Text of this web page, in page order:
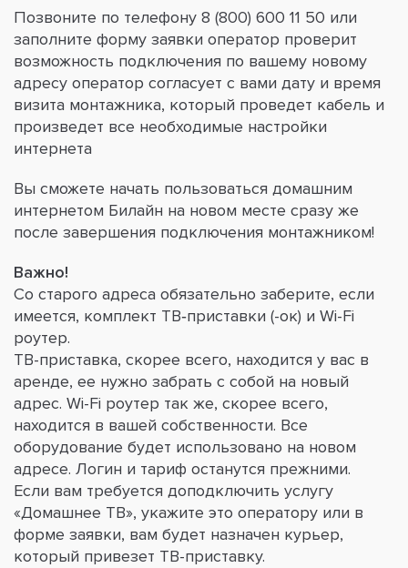
Позвоните по телефону 8 (800) 600 11 50 или
заполните форму заявки оператор проверит
возможность подключения по вашему новому
адресу оператор согласует с вами дату и время
визита монтажника, который проведет кабель и
произведет все необходимые настройки
интернета
Вы сможете начать пользоваться домашним
интернетом Билайн на новом месте сразу же
после завершения подключения монтажником!
Важно!
Со старого адреса обязательно заберите, если
имеется, комплект ТВ‑приставки (-ок) и Wi-Fi
роутер.
ТВ-приставка, скорее всего, находится у вас в
аренде, ее нужно забрать с собой на новый
адрес. Wi-Fi роутер так же, скорее всего,
находится в вашей собственности. Все
оборудование будет использовано на новом
адресе. Логин и тариф останутся прежними.
Если вам требуется доподключить услугу
«Домашнее ТВ», укажите это оператору или в
форме заявки, вам будет назначен курьер,
который привезет ТВ-приставку.